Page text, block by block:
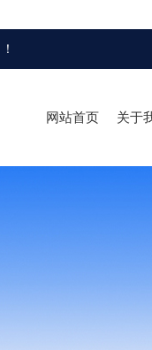
！
网站首页 关于